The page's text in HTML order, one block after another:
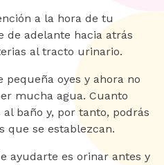
a la hora de tu
de adelante hacia atrás
al tracto urinario.
pequeña oyes y ahora no
mucha agua. Cuanto
baño y, por tanto, podrás
que se establezcan.
ayudarte es orinar antes y